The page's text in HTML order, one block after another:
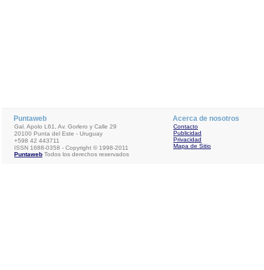
Puntaweb
Gal. Apolo L61, Av. Gorlero y Calle 29
20100 Punta del Este - Uruguay
+598 42 443711
ISSN 1688-0358 - Copyright © 1998-2011
Puntaweb Todos los derechos reservados
Acerca de nosotros
Contacto
Publicidad
Privacidad
Mapa de Sitio